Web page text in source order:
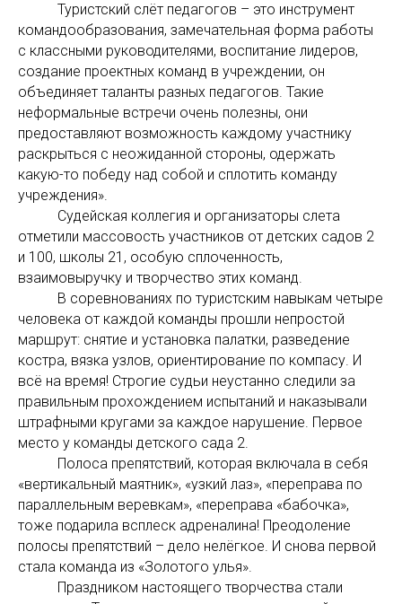
Туристский слёт педагогов – это инструмент
командообразования, замечательная форма работы
с классными руководителями, воспитание лидеров,
создание проектных команд в учреждении, он
объединяет таланты разных педагогов. Такие
неформальные встречи очень полезны, они
предоставляют возможность каждому участнику
раскрыться с неожиданной стороны, одержать
какую-то победу над собой и сплотить команду
учреждения».
Судейская коллегия и организаторы слета
отметили массовость участников от детских садов 2
и 100, школы 21, особую сплоченность,
взаимовыручку и творчество этих команд.
В соревнованиях по туристским навыкам четыре
человека от каждой команды прошли непростой
маршрут: снятие и установка палатки, разведение
костра, вязка узлов, ориентирование по компасу. И
всё на время! Строгие судьи неустанно следили за
правильным прохождением испытаний и наказывали
штрафными кругами за каждое нарушение. Первое
место у команды детского сада 2.
Полоса препятствий, которая включала в себя
«вертикальный маятник», «узкий лаз», «переправа по
параллельным веревкам», «переправа «бабочка»,
тоже подарила всплеск адреналина! Преодоление
полосы препятствий – дело нелёгкое. И снова первой
стала команда из «Золотого улья».
Праздником настоящего творчества стали